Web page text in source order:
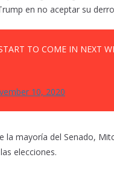
en no aceptar su
TO COME IN NEXT
10, 2020
la mayoría del Senado,
elecciones.